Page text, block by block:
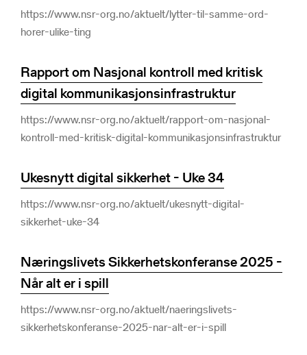
https://www.nsr-org.no/aktuelt/lytter-til-samme-ord-
horer-ulike-ting
Rapport om Nasjonal kontroll med kritisk
digital kommunikasjonsinfrastruktur
https://www.nsr-org.no/aktuelt/rapport-om-nasjonal-
kontroll-med-kritisk-digital-kommunikasjonsinfrastruktur
Ukesnytt digital sikkerhet - Uke 34
https://www.nsr-org.no/aktuelt/ukesnytt-digital-
sikkerhet-uke-34
Næringslivets Sikkerhetskonferanse 2025 -
Når alt er i spill
https://www.nsr-org.no/aktuelt/naeringslivets-
sikkerhetskonferanse-2025-nar-alt-er-i-spill